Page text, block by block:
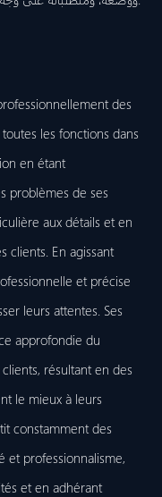
des
les fonctions dans
en étant
problèmes de ses
aux détails et en
clients. En agissant
et précise
leurs attentes. Ses
approfondie du
résultant en des
le mieux à leurs
constamment des
et professionnalisme,
et en adhérant